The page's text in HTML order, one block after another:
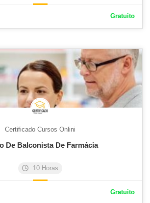
Gratuito
Certificado Cursos Onlini
De Balconista De Farmácia
10 Horas
Gratuito